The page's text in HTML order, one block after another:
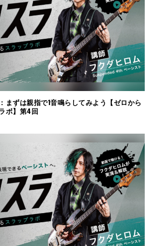
まずは親指で1音鳴らしてみよう【ゼロから
ボ】第4回